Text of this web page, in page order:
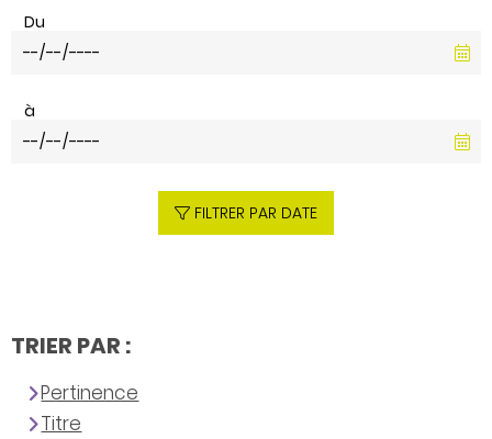
Du
à
FILTRER PAR DATE
TRIER PAR :
Pertinence
Titre